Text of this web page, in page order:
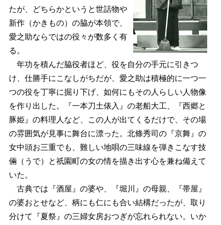
たが、どちらかというと世話物や
新作（かきもの）の脇が本領で、
愛之助ならではの役々が数多く有
る。
年功を積んだ脇役者ほど、役を自分の手元に引きつ
け、仕勝手にこなしがちだが、愛之助は積極的に一つ一
つの役を丁寧に掘り下げ、如何にもその人らしい人物像
を作り出した。『一本刀土俵入』の老船大工、『西郷と
豚姫』の料理人など、この人が出てくるだけで、その場
の雰囲気が見事に舞台に漂った。北條秀司の『京舞』の
女中頭お三重でも、難しい地唄の三味線を弾きこなす技
倆（うで）と祇園町の女の情を描き出す心を兼ね備えて
いた。
古典では『酒屋』の婆や、『堀川』の母親、『帯屋』
の婆おとせなど、柄にも仁にも合い結構だったが、取り
分けて『夏祭』の三婦女房おつぎが忘れられない。いか